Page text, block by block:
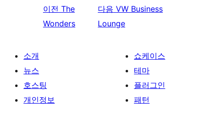
이전 The
Wonders
다음 VW Business
Lounge
소개
뉴스
호스팅
개인정보
쇼케이스
테마
플러그인
패턴